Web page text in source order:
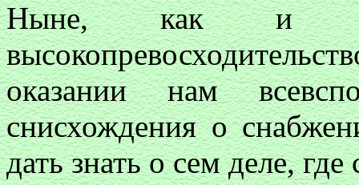
Ныне, как и
оказании нам
снисхождения о
дать знать о сем деле, где